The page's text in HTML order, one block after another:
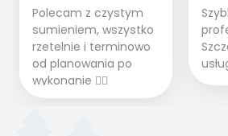
Polecam z czystym
sumieniem, wszystko
rzetelnie i terminowo
od planowania po
wykonanie 👍🏻